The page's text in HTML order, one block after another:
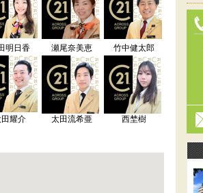
明日香 瀬尾奈美恵 竹中健太郎
耀介 太田流希亜 西埜樹